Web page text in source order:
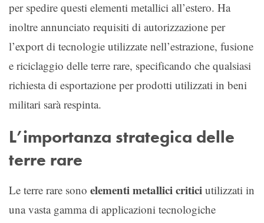
per spedire questi elementi metallici all’estero. Ha
inoltre annunciato requisiti di autorizzazione per
l’export di tecnologie utilizzate nell’estrazione, fusione
e riciclaggio delle terre rare, specificando che qualsiasi
richiesta di esportazione per prodotti utilizzati in beni
militari sarà respinta.
L’importanza strategica delle
terre rare
Le terre rare sono elementi metallici critici utilizzati in
una vasta gamma di applicazioni tecnologiche